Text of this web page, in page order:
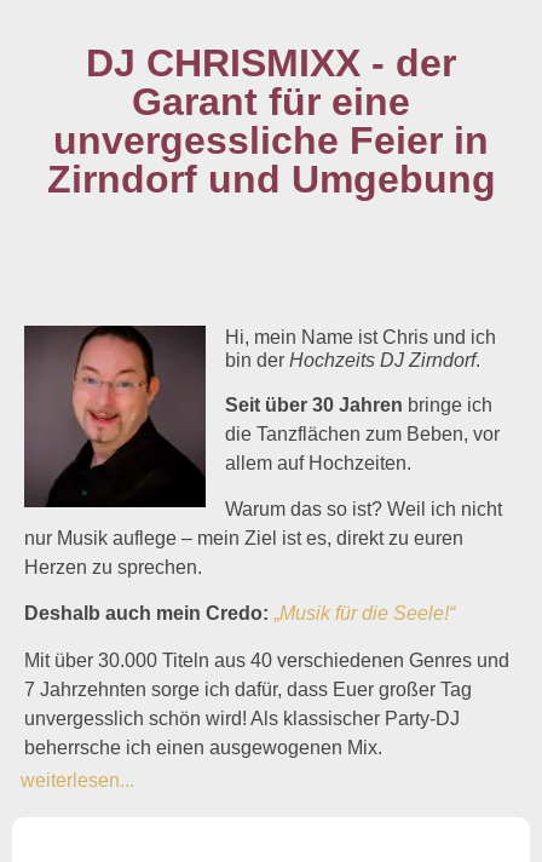
DJ CHRISMIXX - der
Garant für eine
unvergessliche Feier in
Zirndorf und Umgebung
Hi, mein Name ist Chris und ich
bin der Hochzeits DJ Zirndorf.
Seit über 30 Jahren bringe ich
die Tanzflächen zum Beben, vor
allem auf Hochzeiten.
Warum das so ist? Weil ich nicht
nur Musik auflege – mein Ziel ist es, direkt zu euren
Herzen zu sprechen.
Deshalb auch mein Credo: „Musik für die Seele!“
Mit über 30.000 Titeln aus 40 verschiedenen Genres und
7 Jahrzehnten sorge ich dafür, dass Euer großer Tag
unvergesslich schön wird! Als klassischer Party-DJ
beherrsche ich einen ausgewogenen Mix.
weiterlesen...